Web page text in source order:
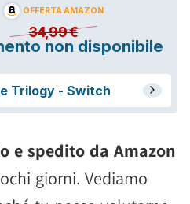
e spedito da Amazon
giorni. Vediamo